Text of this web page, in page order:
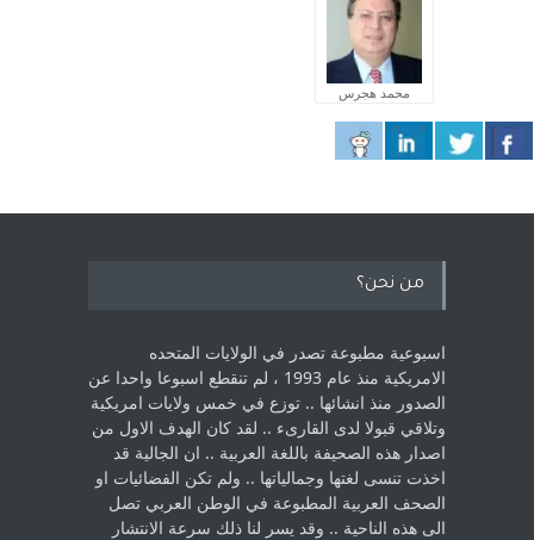
محمد هجرس
من نحن؟
اسبوعية مطبوعة تصدر في الولايات المتحده
الامريكية منذ عام 1993 ، لم ‏تنقطع اسبوعا واحدا عن
الصدور منذ انشائها .. توزع في خمس ولايات امريكية
‏وتلاقي قبولا لدى القارىء ..‏ لقد كان الهدف الاول من
اصدار هذه الصحيفة باللغة العربية .. ان الجالية قد
اخذت ‏تنسى لغتها وجمالياتها .. ولم تكن الفضائيات او
الصحف العربية المطبوعة في الوطن ‏العربي تصل
الى هذه الناحية .. وقد يسر لنا ذلك سرعة الانتشار